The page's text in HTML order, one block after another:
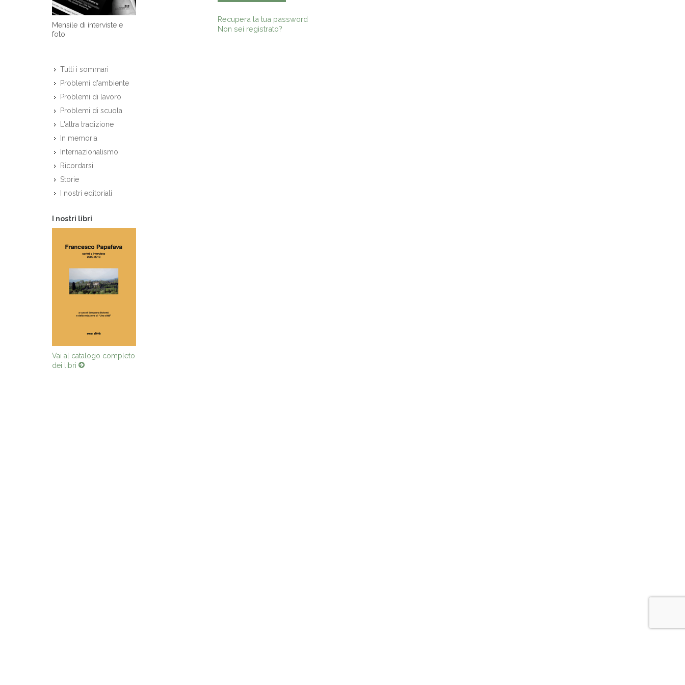
Mensile di interviste e
foto
Tutti i sommari
Problemi d'ambiente
Problemi di lavoro
Problemi di scuola
L'altra tradizione
In memoria
Internazionalismo
Ricordarsi
Storie
I nostri editoriali
I nostri libri
Vai al catalogo completo
dei libri
Recupera la tua password
Non sei registrato?